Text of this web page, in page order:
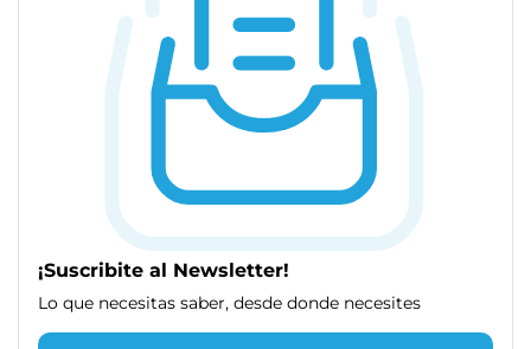
¡Suscribite al Newsletter!
Lo que necesitas saber, desde donde necesites